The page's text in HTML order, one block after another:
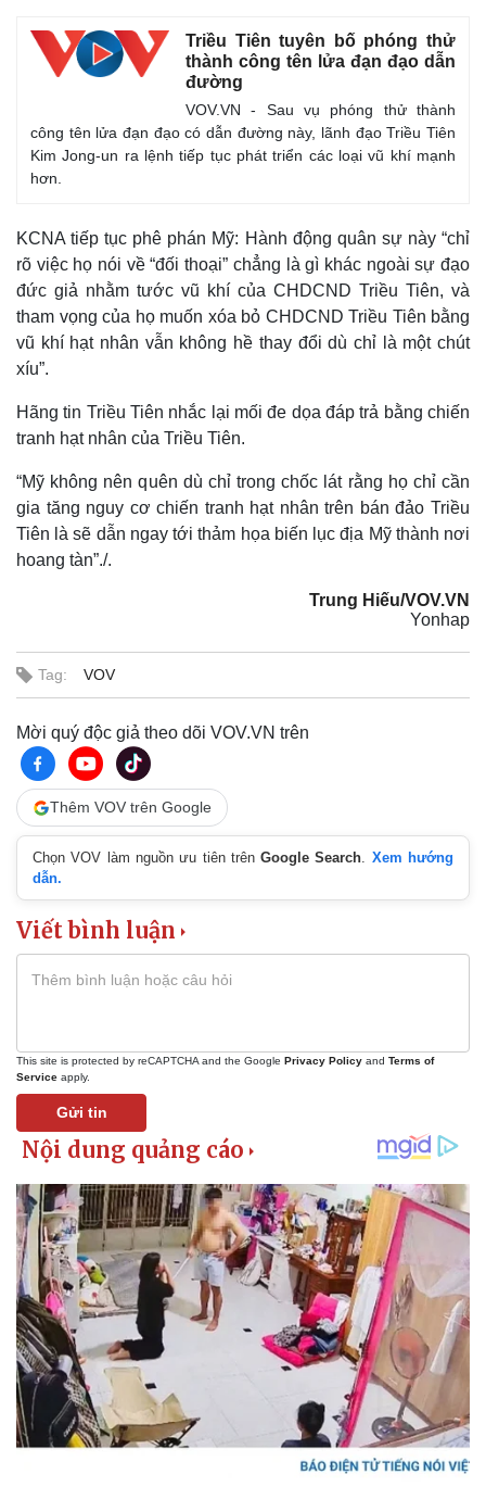
Thế giới
Quan sát
Multimedia
E-Magazine
Infographic
Kinh tế
Bất động sản
Khởi nghiệp
Thị trường
Giá vàng
Tiêu dùng
Tỷ giá
Chứng khoán
Giá cà phê
Triều Tiên tuyên bố phóng thử
thành công tên lửa đạn đạo dẫn
đường
VOV.VN - Sau vụ phóng thử thành
công tên lửa đạn đạo có dẫn đường này, lãnh đạo Triều Tiên
Kim Jong-un ra lệnh tiếp tục phát triển các loại vũ khí mạnh
hơn.
KCNA tiếp tục phê phán Mỹ: Hành động quân sự này “chỉ
rõ việc họ nói về “đối thoại” chẳng là gì khác ngoài sự đạo
đức giả nhằm tước vũ khí của CHDCND Triều Tiên, và
tham vọng của họ muốn xóa bỏ CHDCND Triều Tiên bằng
vũ khí hạt nhân vẫn không hề thay đổi dù chỉ là một chút
xíu”.
Hãng tin Triều Tiên nhắc lại mối đe dọa đáp trả bằng chiến
tranh hạt nhân của Triều Tiên.
“Mỹ không nên quên dù chỉ trong chốc lát rằng họ chỉ cần
gia tăng nguy cơ chiến tranh hạt nhân trên bán đảo Triều
Tiên là sẽ dẫn ngay tới thảm họa biến lục địa Mỹ thành nơi
hoang tàn”./.
Trung Hiếu/VOV.VN
Yonhap
Tag: VOV
Mời quý độc giả theo dõi VOV.VN trên
Thêm VOV trên Google
Chọn VOV làm nguồn ưu tiên trênGoogle Search. Xem hướng
dẫn.
Viết bình luận
This site is protected by reCAPTCHA and the Google Privacy Policy and Terms of
Service apply.
Gửi tin